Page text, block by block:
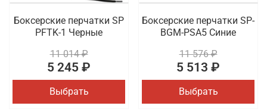
Боксерские перчатки SP
PFTK-1 Черные
11 014 ₽
5 245 ₽
Выбрать
Боксерские перчатки SP-
BGM-PSA5 Синие
11 576 ₽
5 513 ₽
Выбрать